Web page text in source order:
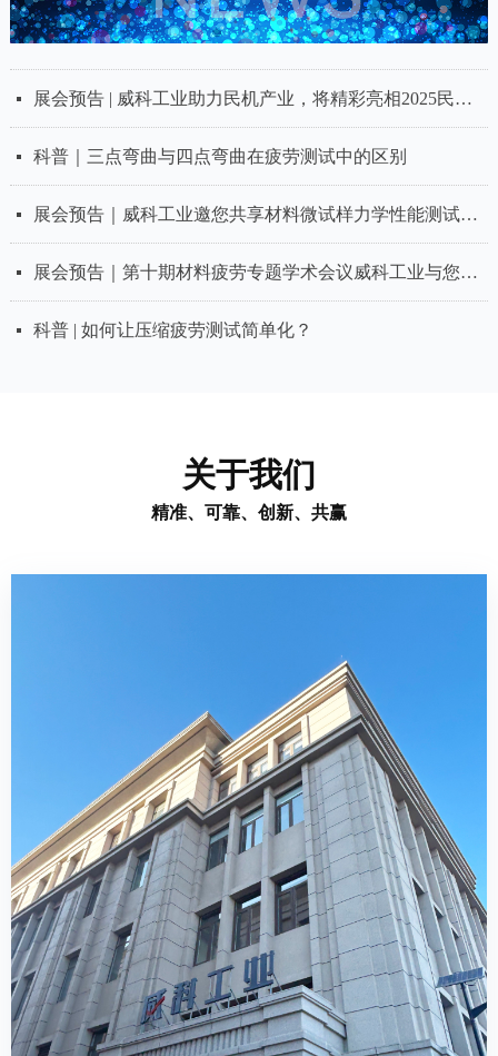
넷 展会预告｜威科工业诚邀您共赴“冰城”，享材料试验学术盛会
넷 应用 |【PEEK材料】可精确控制频率的高频疲劳试验
넷 科普 | 疲劳测试在合金材料研发中的重要性：保障结构安全与推动材料创新的关键技术
넷 展会预告｜威科工业将携【医疗行业疲劳测试全面解决方案】与您不见不散！
넷 应用 |【骨内牙种植体】动态疲劳试验：精准模拟，确保种植体长期可靠性
넷 展会预告｜威科工业与您相约中国材料大会2025暨新材料科研仪器与设备展！
넷 应用 |【椎间融合器】疲劳测试：确保长期植入安全的关键步骤
넷 应用 |【轨道弹性元件】疲劳测试：为轨道安全运营提供坚实支撑
넷 世界地球日 | 威科工业：以节能科技助力“疲劳测试”绿色升级
넷 解析｜三种主流疲劳试验机的主要区别与特点
넷 展会预告｜中国力学学会-第八届青年学术会议威科工业与您相约！
넷 威科工业推出30000N超大载荷电磁疲劳试验机ElectroFati 5130
넷 威科工业气动拉扭疲劳夹具：疲劳试验的“高效能手”
넷 威科工业电磁疲劳试验机：多方面满足测试需求
넷 威科工业电磁疲劳测试系统：精准测试，助力材料性能突破
关于我们
精准、可靠、创新、共赢